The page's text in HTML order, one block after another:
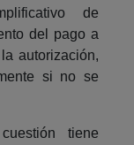
de
del pago a
autorización,
si no se
tiene